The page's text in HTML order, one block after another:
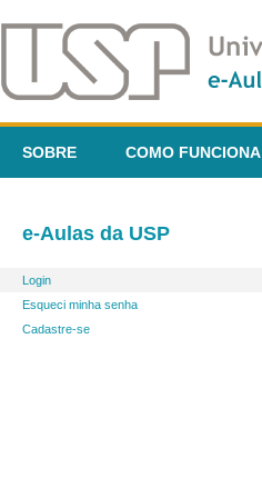
SOBRE COMO FUNCIONA
e-Aulas da USP
Login
Esqueci minha senha
Cadastre-se